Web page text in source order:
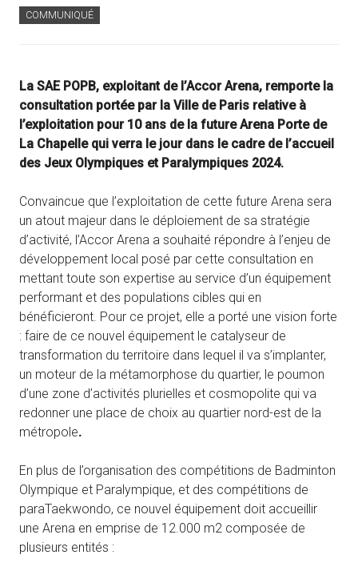
COMMUNIQUÉ
La SAE POPB, exploitant de l’Accor Arena, remporte la
consultation portée par la Ville de Paris relative à
l’exploitation pour 10 ans de la future Arena Porte de
La Chapelle qui verra le jour dans le cadre de l’accueil
des Jeux Olympiques et Paralympiques 2024.
Convaincue que l’exploitation de cette future Arena sera
un atout majeur dans le déploiement de sa stratégie
d’activité, l’Accor Arena a souhaité répondre à l’enjeu de
développement local posé par cette consultation en
mettant toute son expertise au service d’un équipement
performant et des populations cibles qui en
bénéficieront. Pour ce projet, elle a porté une vision forte
: faire de ce nouvel équipement le catalyseur de
transformation du territoire dans lequel il va s’implanter,
un moteur de la métamorphose du quartier, le poumon
d’une zone d’activités plurielles et cosmopolite qui va
redonner une place de choix au quartier nord-est de la
métropole.
En plus de l’organisation des compétitions de Badminton
Olympique et Paralympique, et des compétitions de
paraTaekwondo, ce nouvel équipement doit accueillir
une Arena en emprise de 12.000 m2 composée de
plusieurs entités :